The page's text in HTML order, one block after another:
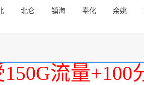
北仑 镇海 奉化 余姚
150G流量